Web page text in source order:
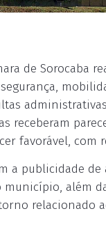
de Sorocaba
receberam
favorável, com
a publicidade
além
relacionado